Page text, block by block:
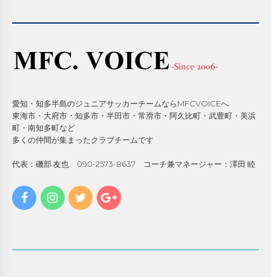
愛知・知多半島のジュニアサッカーチームならMFCVOICEへ
東海市・大府市・知多市・半田市・常滑市・阿久比町・武豊町・美浜
町・南知多町など
多くの仲間が集まったクラブチームです
代表：磯部 友也 090-2573-8637 コーチ兼マネージャー：澤田 睦